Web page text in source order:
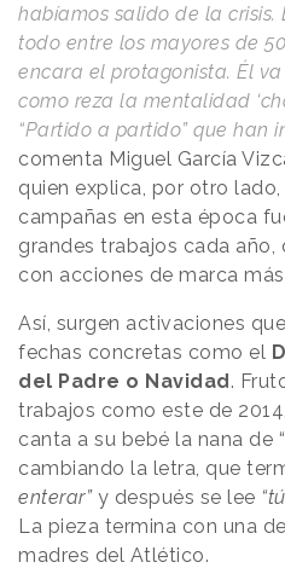
habíamos salido de la crisis.
todo entre los mayores de
encara el protagonista. Él
como reza la mentalidad
“Partido a partido” que han
comenta Miguel García
quien explica, por otro
campañas en esta época
grandes trabajos cada
con acciones de marca
Así, surgen activaciones
fechas concretas como el
del Padre o Navidad.
trabajos como este de
canta a su bebé la nana de
cambiando la letra, que
enterar” y después se lee
La pieza termina con una
madres del Atlético.